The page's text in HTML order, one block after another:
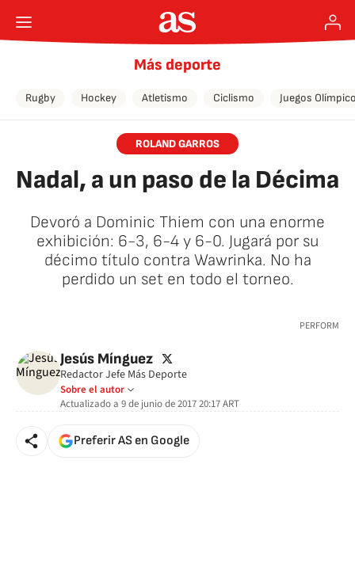
Más deporte
Rugby Hockey Atletismo Ciclismo Juegos
ROLAND GARROS
Nadal, a un paso de la Décima
Devoró a Dominic Thiem con una enorme
exhibición: 6-3, 6-4 y 6-0. Jugará por su
décimo título contra Wawrinka. No ha
perdido un set en todo el torneo.
PERFORM
Jesús Mínguez twitter
Redactor Jefe Más Deporte
Sobre el autor
Actualizado a 9 de junio de 2017 20:17ART
Preferir AS en Google